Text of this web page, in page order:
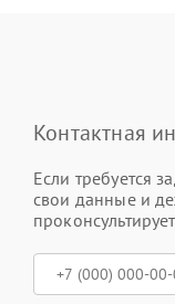
Контактная
Если требуется
свои данные и